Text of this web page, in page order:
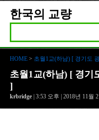
한국의 교량
HOME > 초월1교(하남) [ 경기도
초월1교(하남) [ 경기
]
krbridge | 3:53 오후 | 2018년 11월